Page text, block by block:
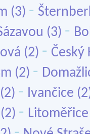
(3) -
(3) -
(2) - Český
(2) -
(2) - Ivančice
(2) - Litoměřice